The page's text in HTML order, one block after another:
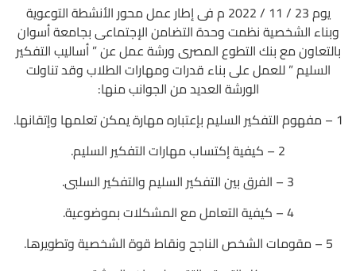
يوم 23 / 11 / 2022 م فى إطار عمل محور الأنشطة التوعوية
وبناء الشخصية نظمت وحدة التضامن الإجتماعى بجامعة أسوان
بالتعاون مع بنك التطوع المصرىورشة عمل عن ” أساليب التفكير
السليم ” للعمل على بناء قدرات ومهارات الطلاب وقد تناولت
الورشة العديد من الجوانب منها:
1 – مفهوم التفكير السليم بإعتباره مهارة يمكن تعلمها وإتقانها.
2 – كيفية إكتساب مهارات التفكير السليم.
3 – الفرق بين التفكير السليم والتفكير السلبى.
4 – كيفية التعامل مع المشكلات بموضوعية.
5 – مقومات الشخص الناجح ونقاط قوة الشخصية وتطويرها.